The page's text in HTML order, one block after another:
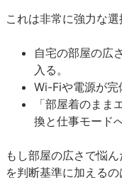
これは非常に強力な選
自宅の部屋の広
入る。
Wi-Fiや電源が完
「部屋着のま
換と仕事モード
もし部屋の広さで悩
を判断基準に加える